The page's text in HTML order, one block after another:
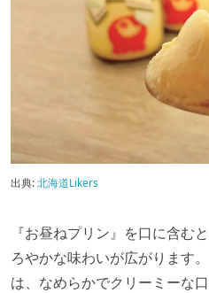
出典:北海道Likers
『お昼ねプリン』を口に含む
ろやかな味わいが広がります
は、なめらかでクリーミーな